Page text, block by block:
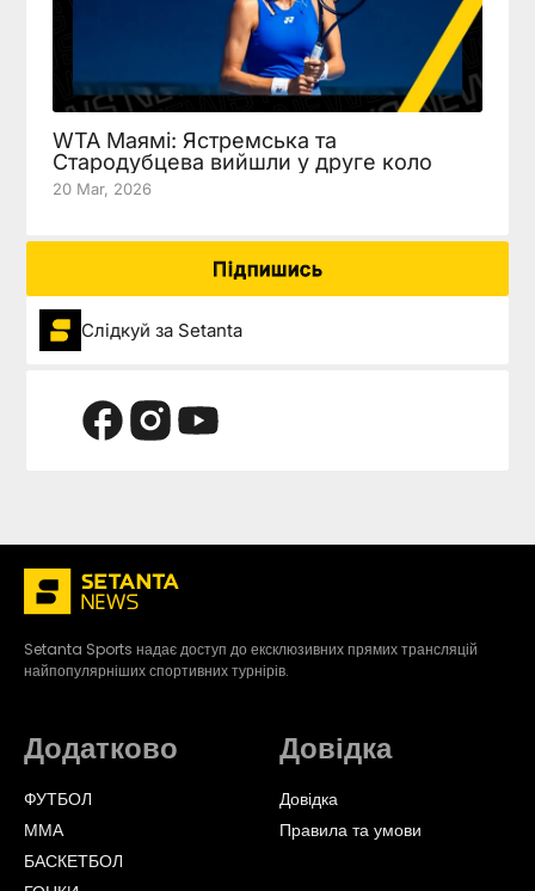
WTA Маямі: Ястремська та
Стародубцева вийшли у друге коло
20 Mar, 2026
Підпишись
Слідкуй за Setanta
Setanta Sports надає доступ до ексклюзивних прямих трансляцій
найпопулярніших спортивних турнірів.
Додатково
ФУТБОЛ
ММА
БАСКЕТБОЛ
Довідка
Довідка
Правила та умови